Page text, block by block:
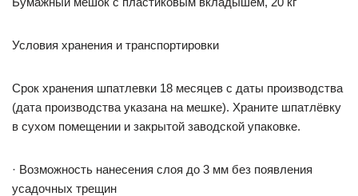
Условия хранения и транспортировки
Срок хранения шпатлевки 18 месяцев с даты производства
(дата производства указана на мешке). Храните шпатлёвку
в сухом помещении и закрытой заводской упаковке.
· Возможность нанесения слоя до 3 мм без появления
усадочных трещин